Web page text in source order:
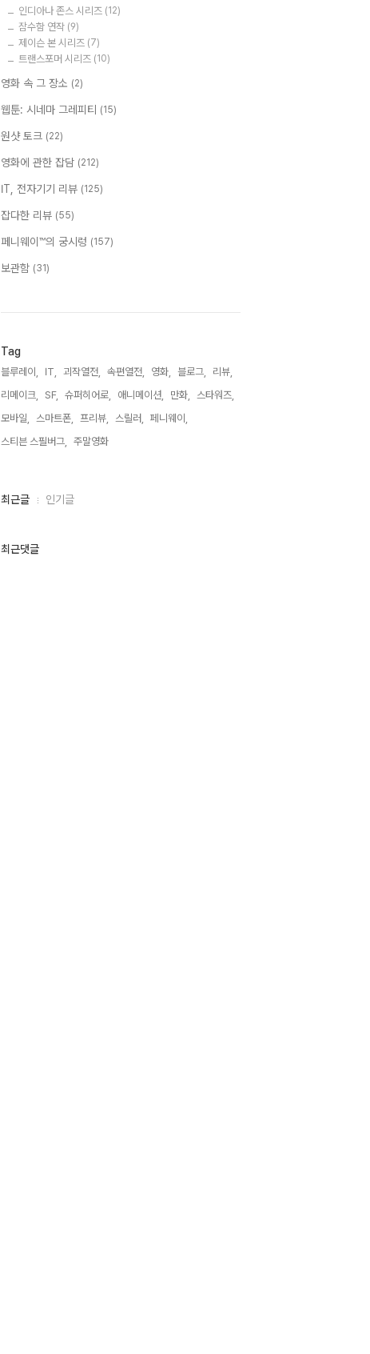
인디아나 존스 시리즈 (12)
잠수함 연작 (9)
제이슨 본 시리즈 (7)
트랜스포머 시리즈 (10)
영화 속 그 장소 (2)
웹툰: 시네마 그레피티 (15)
원샷 토크 (22)
영화에 관한 잡담 (212)
IT, 전자기기 리뷰 (125)
잡다한 리뷰 (55)
페니웨이™의 궁시렁 (157)
보관함 (31)
Tag
블루레이, IT, 괴작열전, 속편열전, 영화, 블로그,
리뷰,
리메이크,
SF, 슈퍼히어로, 애니메이션, 만화,
스타워즈,
모바일,
스마트폰, 프리뷰, 스릴러,
페니웨이,
스티븐 스필버그,
주말영화,
최
인
최근글 인기글
최근댓글